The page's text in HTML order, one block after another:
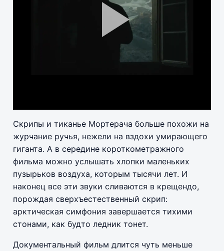
Скрипы и тиканье Мортерача больше похожи на
журчание ручья, нежели на вздохи умирающего
гиганта. А в середине короткометражного
фильма можно услышать хлопки маленьких
пузырьков воздуха, которым тысячи лет. И
наконец все эти звуки сливаются в крещендо,
порождая сверхъестественный скрип:
арктическая симфония завершается тихими
стонами, как будто ледник тонет.
Документальный фильм длится чуть меньше